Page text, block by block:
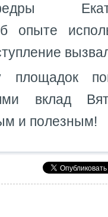
опыте
площадок
вклад
и полезным!